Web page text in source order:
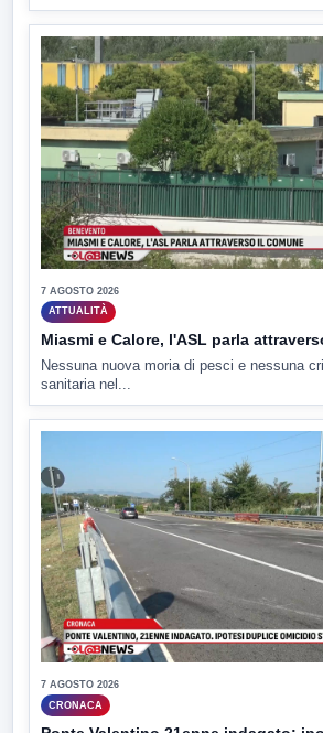
7 AGOSTO 2026
ATTUALITÀ
Miasmi e Calore, l'ASL parla
Nessuna nuova moria di pesci e nessuna
sanitaria nel...
7 AGOSTO 2026
CRONACA